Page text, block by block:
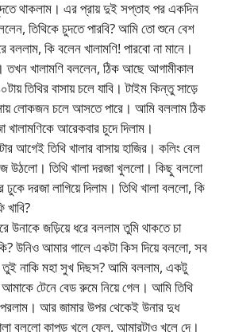
থাকলাম। এর প্রায় দুই সপ্তাহ পর একদিন
তিথিকে চুদতে পারবি? আমি তো শুনে বেশ
কি বলেন খালামণি! পারবো না মানে।
তখন খালামণি বললেন, ঠিক আছে আগামীকাল
তিথির বাসায় চলে যাবি। টাইম কিন্তু সাড়ে
লোকজন চলে আসতে পারে। আমি বললাম ঠিক
আরেকবার চুদে দিলাম।
আগেই তিথি খালার বাসায় হাজির। কলিং বেল
উঠলো। তিথি খালা দরজা খুললো। কিছু বললো
দরজা লাগিয়ে দিলাম। তিথি খালা বললো, কি
উনাকে জড়িয়ে ধরে বললাম তুমি থাকতে চা
উনিও আমার গালে একটা কিস দিয়ে বললো, সব
নাকি মহা সুখ দিছস? আমি বললাম, একটু
টেনে বেড রুমে নিয়ে গেল। আমি তিথি
পরলাম। আর জামার উপর থেকেই উনার দুধ
বললো কাপড় খুলে ফেল, আমারটাও খুলে দে।